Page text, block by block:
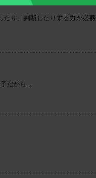
り、判断したりする力が必
子だから…